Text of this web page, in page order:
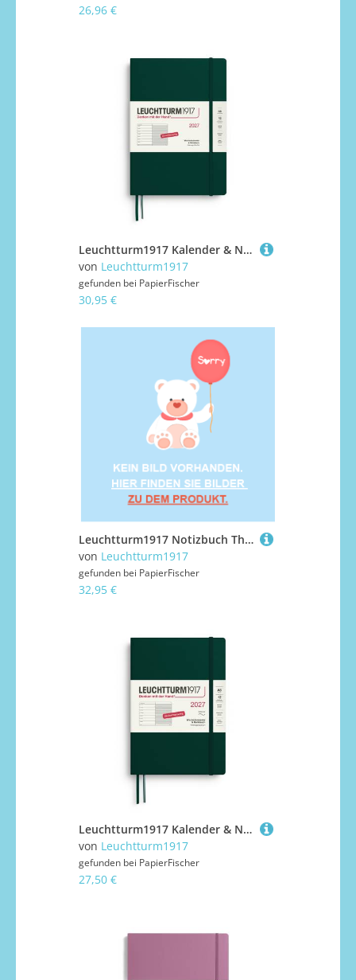
26,96 €
Leuchtturm1917 Kalender & Notizbuch 1 Woche auf 1 Seite 2027 Composition B5 Hardcover Forest Green, liniert
von Leuchtturm1917
gefunden bei PapierFischer
30,95 €
Leuchtturm1917 Notizbuch Thesis Journal Medium A5 Hardcover Forest Green
von Leuchtturm1917
gefunden bei PapierFischer
32,95 €
Leuchtturm1917 Kalender & Notizbuch 1 Woche auf 1 Seite 2027 Medium A5 Softcover Forest Green, liniert
von Leuchtturm1917
gefunden bei PapierFischer
27,50 €